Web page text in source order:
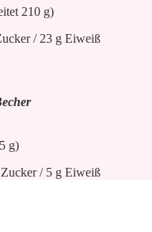
210 g)
/ 23 g Eiweiß
g)
/ 5 g Eiweiß